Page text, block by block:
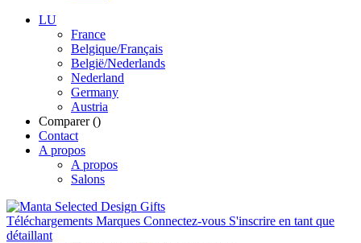
LU
France
Belgique/Français
België/Nederlands
Nederland
Germany
Austria
Comparer ()
Contact
A propos
A propos
Salons
Téléchargements Marques Connectez-vous S'inscrire en tant que
détaillant